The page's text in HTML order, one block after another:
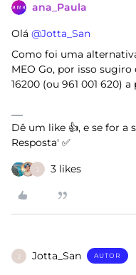
ana_Paula
Olá ​ @Jotta_San
Como foi uma
MEO Go, por isso
16200 (ou 961 001 620)
Dê um like 👍, e se for
Resposta' ✅
J 3 likes
J Jotta_San AUTOR